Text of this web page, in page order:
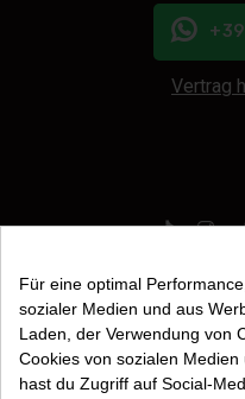
Vertrag
Globax Nutrition SRL | COE:
725
Für eine optimal
sozialer Medien und aus
Laden, der Verwendung von
Cookies von sozialen
hast du Zugriff auf Social-